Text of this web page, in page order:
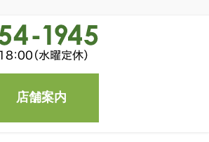
店舗案内